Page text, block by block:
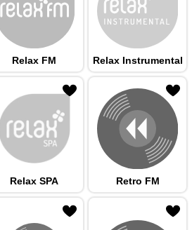
Relax FM Relax Instrumental
Relax SPA Retro FM